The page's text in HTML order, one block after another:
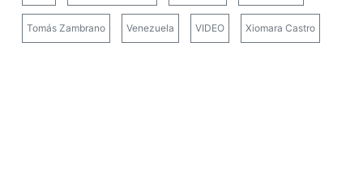
Tomás Zambrano Venezuela VIDEO Xiomara Castro